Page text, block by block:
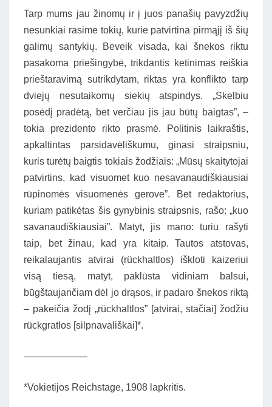
Tarp mums jau žinomų ir į juos panašių pavyzdžių
nesunkiai rasime tokių, kurie patvirtina pirmąjį iš šių
galimų santykių. Beveik visada, kai šnekos riktu
pasakoma priešingybė, trikdantis ketinimas reiškia
prieštaravimą sutrikdytam, riktas yra konflikto tarp
dviejų nesutaikomų siekių atspindys. „Skelbiu
posėdį pradėtą, bet verčiau jis jau būtų baigtas”, –
tokia prezidento rikto prasmė. Politinis laikraštis,
apkaltintas parsidavėliškumu, ginasi straipsniu,
kuris turėtų baigtis tokiais žodžiais: „Mūsų skaitytojai
patvirtins, kad visuomet kuo nesavanaudiškiausiai
rūpinomės visuomenės gerove”. Bet redaktorius,
kuriam patikėtas šis gynybinis straipsnis, rašo: „kuo
savanaudiškiausiai”. Matyt, jis mano: turiu rašyti
taip, bet žinau, kad yra kitaip. Tautos atstovas,
reikalaujantis atvirai (rückhaltlos) iškloti kaizeriui
visą tiesą, matyt, paklūsta vidiniam balsui,
būgštaujančiam dėl jo drąsos, ir padaro šnekos riktą
– pakeičia žodį „rückhaltlos” [atvirai, stačiai] žodžiu
rückgratlos [silpnavališkai]*.
——————–
*Vokietijos Reichstage, 1908 lapkritis.